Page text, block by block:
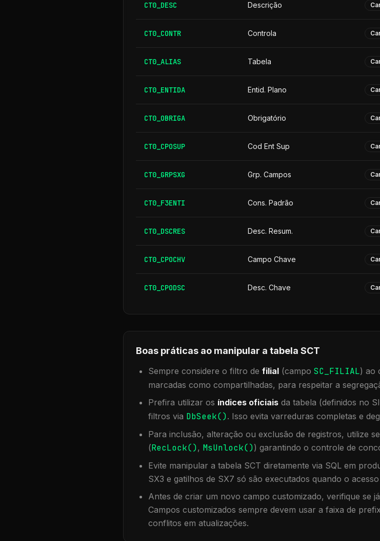
CT0_DESC Descrição
CT0_CONTR Controla
CT0_ALIAS Tabela
CT0_ENTIDA Entid. Plano
CT0_OBRIGA Obrigatório
CT0_CPOSUP Cod Ent Sup
CT0_GRPSXG Grp. Campos
CT0_F3ENTI Cons. Padrão
CT0_DSCRES Desc. Resum.
CT0_CPOCHV Campo Chave
CT0_CPODSC Desc. Chave
Boas práticas ao manipular a tabela SCT
Sempre considere o filtro de filial (campo SC_FILIAL) ao
marcadas como compartilhadas, para respeitar a
Prefira utilizar os índices oficiais da tabela (definidos no
filtros via DbSeek(). Isso evita varreduras completas e
Para inclusão, alteração ou exclusão de registros, utilize
(RecLock(), MsUnlock()) garantindo o controle de
Evite manipular a tabela SCT diretamente via SQL em
SX3 e gatilhos de SX7 só são executados quando o
Antes de criar um novo campo customizado, verifique se
Campos customizados sempre devem usar a faixa de
conflitos em atualizações.